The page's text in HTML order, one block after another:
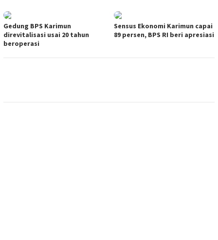
Gedung BPS Karimun
direvitalisasi usai 20 tahun
beroperasi
Sensus Ekonomi Karimun capai
89 persen, BPS RI beri apresiasi